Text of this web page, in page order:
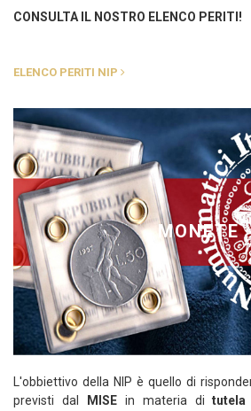
CONSULTA IL NOSTRO ELENCO PERITI!
ELENCO PERITI NIP
MONETE
L'obbiettivo della NIP è quello di
previsti dal
MISEin materia ditutela